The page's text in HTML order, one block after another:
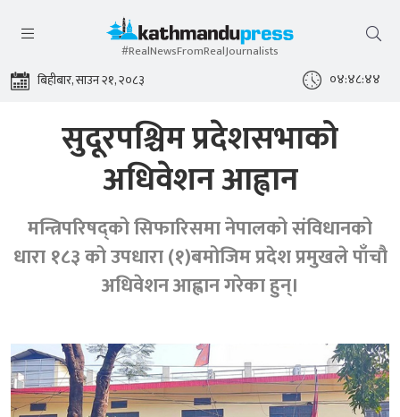
#RealNewsFromRealJournalists
बिहीबार, साउन २१, २०८३ ०४:४८:४५
सुदूरपश्चिम प्रदेशसभाको
अधिवेशन आह्वान
मन्त्रिपरिषद्को सिफारिसमा नेपालको संविधानको
धारा १८३ को उपधारा (१)बमोजिम प्रदेश प्रमुखले पाँचौ
अधिवेशन आह्वान गरेका हुन्।